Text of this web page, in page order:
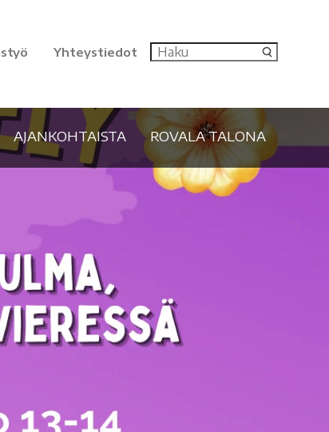
Yhteystiedot
AJANKOHTAISTA ROVALA TALONA